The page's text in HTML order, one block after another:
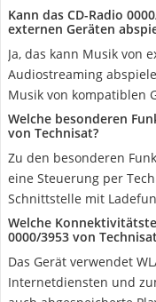
Kann das CD-Radio
externen Geräten
Ja, das kann Musik von
Audiostreaming
Musik von kompatiblen
Welche besonderen
von Technisat?
Zu den besonderen
eine Steuerung per
Schnittstelle mit
Welche
‎0000/3953 von
Das Gerät verwendet
Internetdiensten und